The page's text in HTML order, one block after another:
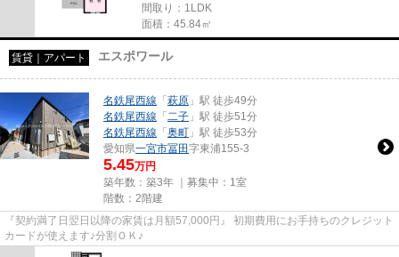
間取り：1LDK
面積：45.84㎡
賃貸｜アパート エスポワール
名鉄尾西線 「 萩原 」駅 徒歩49分
名鉄尾西線 「 二子 」駅 徒歩51分
名鉄尾西線 「 奥町 」駅 徒歩53分
愛知県一宮市冨田字東浦155‐3
5.45万円
築年数：築3年 ｜募集中： 1室
階数：2階建
『契約満了日翌日以降の家賃は月額57,000円』 初期費用にお手持ちのクレジット
カードが使えます♪分割ＯＫ♪